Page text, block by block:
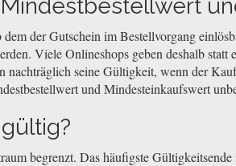
der Gutschein im Bestellvorgang
Viele Onlineshops geben deshalb
seine Gültigkeit, wenn der
und Mindesteinkaufswert
begrenzt. Das häufigste